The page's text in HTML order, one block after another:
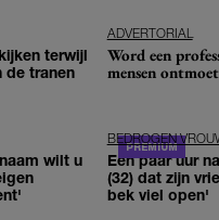
terwijl
de tranen
ADVERTORIAL
Word een
mensen
wilt u
BEDROGEN
Een paar uur
(32) dat zijn
bek viel open'